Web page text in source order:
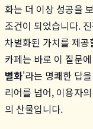
화는 더 이상 성공을
조건이 되었습니다.
차별화된 가치를 제
카페는 바로 이 질문
별화'라는 명쾌한 답
리어를 넘어, 이용자
의 산물입니다.